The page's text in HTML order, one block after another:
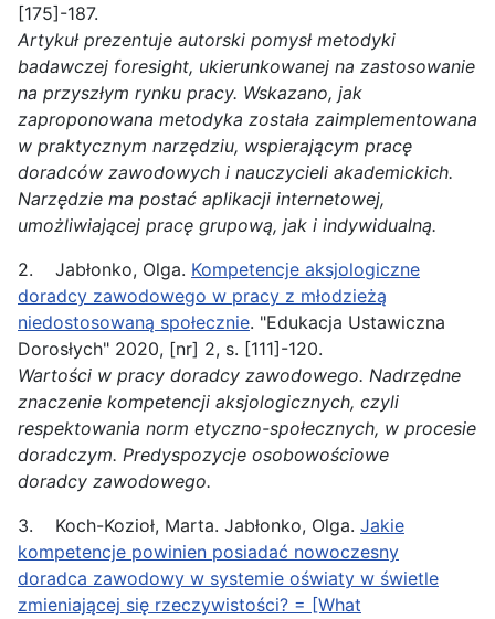
[175]-187.
Artykuł prezentuje autorski pomysł metodyki
badawczej foresight, ukierunkowanej na zastosowanie
na przyszłym rynku pracy. Wskazano, jak
zaproponowana metodyka została zaimplementowana
w praktycznym narzędziu, wspierającym pracę
doradców zawodowych i nauczycieli akademickich.
Narzędzie ma postać aplikacji internetowej,
umożliwiającej pracę grupową, jak i indywidualną.
2. Jabłonko, Olga. Kompetencje aksjologiczne
doradcy zawodowego w pracy z młodzieżą
niedostosowaną społecznie. "Edukacja Ustawiczna
Dorosłych" 2020, [nr] 2, s. [111]-120.
Wartości w pracy doradcy zawodowego. Nadrzędne
znaczenie kompetencji aksjologicznych, czyli
respektowania norm etyczno-społecznych, w procesie
doradczym. Predyspozycje osobowościowe
doradcy zawodowego.
3. Koch-Kozioł, Marta. Jabłonko, Olga. Jakie
kompetencje powinien posiadać nowoczesny
doradca zawodowy w systemie oświaty w świetle
zmieniającej się rzeczywistości? = [What